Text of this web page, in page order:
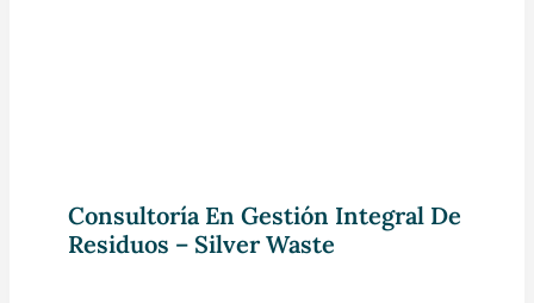
Consultoría En Gestión Integral De
Residuos – Silver Waste